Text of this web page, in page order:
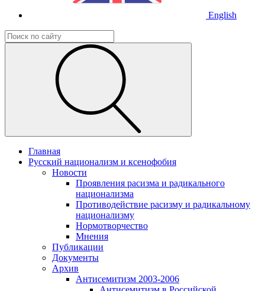
English
Главная
Русский национализм и ксенофобия
Новости
Проявления расизма и радикального
национализма
Противодействие расизму и радикальному
национализму
Нормотворчество
Мнения
Публикации
Документы
Архив
Антисемитизм 2003-2006